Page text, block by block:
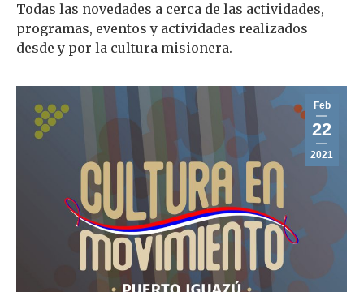
Todas las novedades a cerca de las actividades,
programas, eventos y actividades realizados
desde y por la cultura misionera.
Feb
22
2021